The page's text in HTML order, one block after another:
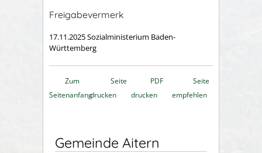
Freigabevermerk
17.11.2025Sozialministerium Baden-
Württemberg
Zum
Seitenanfang
Seite
drucken
PDF
drucken
Seite
empfehlen
Gemeinde Aitern